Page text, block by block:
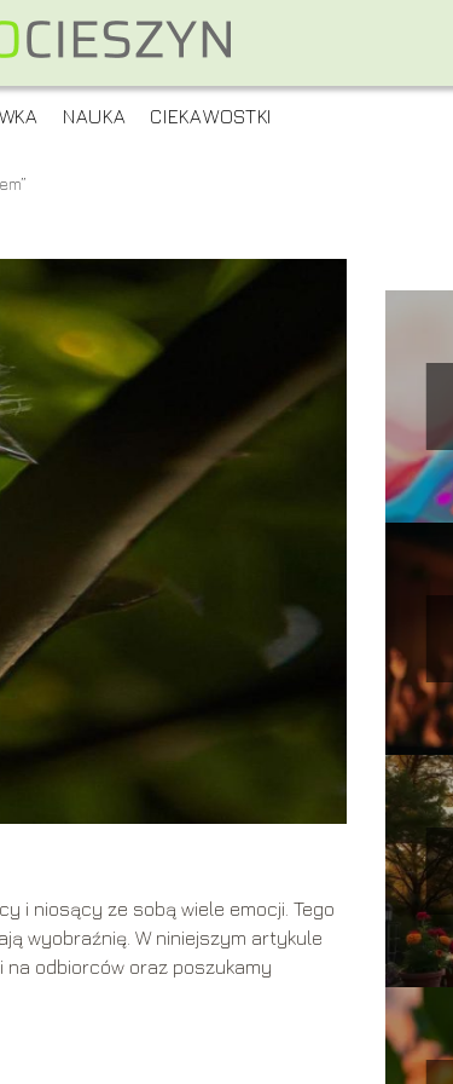
NAUKA CIEKAWOSTKI
i niosący ze sobą wiele emocji. Tego
wyobraźnię. W niniejszym artykule
na odbiorców oraz poszukamy